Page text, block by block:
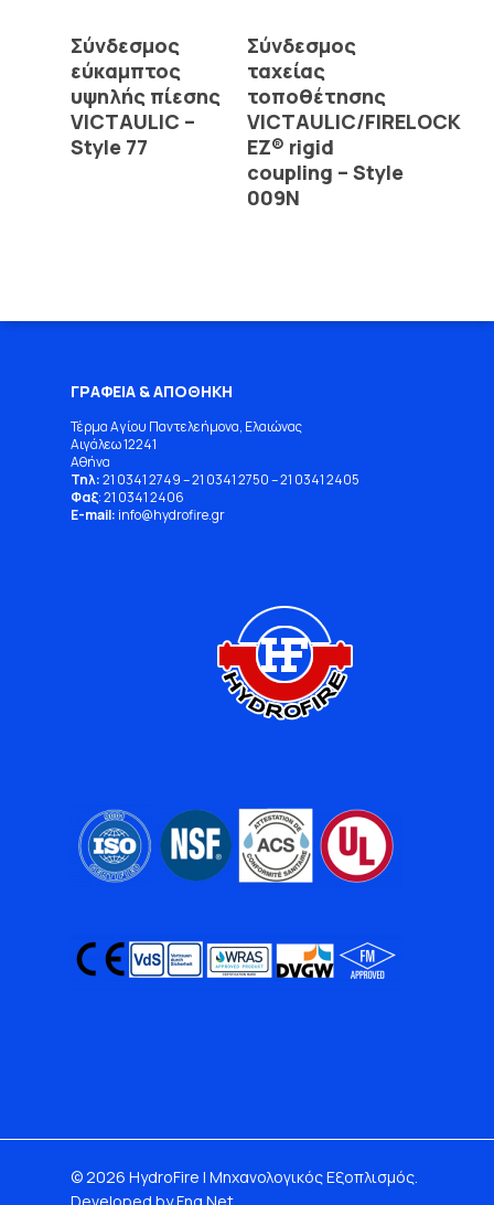
Read More
Σύνδεσμος
εύκαμπτος
υψηλής πίεσης
VICTAULIC –
Style 77
Read More
Σύνδεσμος
ταχείας
τοποθέτησης
VICTAULIC/FIRELOCK
EZ® rigid
coupling – Style
009N
ΓΡΑΦΕΙΑ & ΑΠΟΘΗΚΗ
Τέρμα Αγίου Παντελεήμονα, Ελαιώνας
Αιγάλεω 12241
Αθήνα
Τηλ:21 0341 2749–21 0341 2750–21 0341 2405
Φαξ: 21 0341 2406
E-mail: info@hydrofire.gr
© 2026 HydroFire | Μηχανολογικός Εξοπλισμός.